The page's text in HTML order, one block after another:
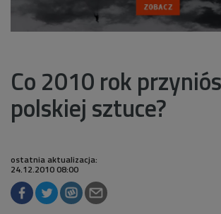
Co 2010 rok
polskiej sztuce?
ostatnia aktualizacja:
24.12.2010 08:00